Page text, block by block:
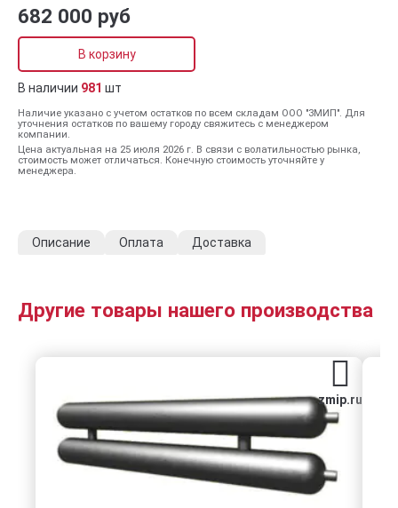
682 000 руб
В корзину
В наличии 981 шт
Наличие указано с учетом остатков по всем складам ООО "ЗМИП". Для
уточнения остатков по вашему городу свяжитесь с менеджером
компании.
Цена актуальная на 25 июля 2026 г. В связи с волатильностью рынка,
стоимость может отличаться. Конечную стоимость уточняйте у
менеджера.
Описание Оплата Доставка
Другие товары нашего производства
zmip.ru